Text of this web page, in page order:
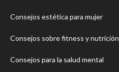
Consejos estética para mujer
Consejos sobre fitness y nutrición
Consejos para la salud mental